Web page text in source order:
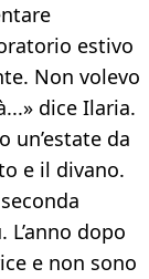
estivo
Non volevo
dice Ilaria.
un’estate da
e il divano.
dopo
e non sono